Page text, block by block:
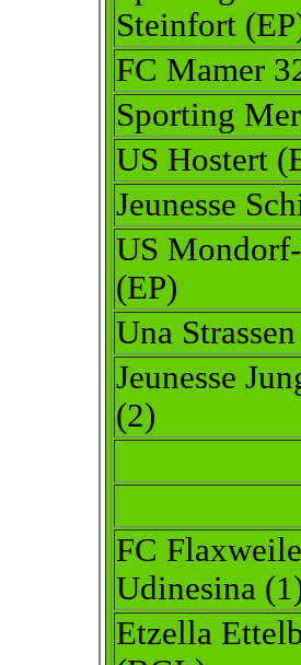
Steinfort
FC Mamer
Sporting
US Hostert
Jeunesse
US
(EP)
Una
Jeunesse
(2)
FC
Udinesina
Etzella